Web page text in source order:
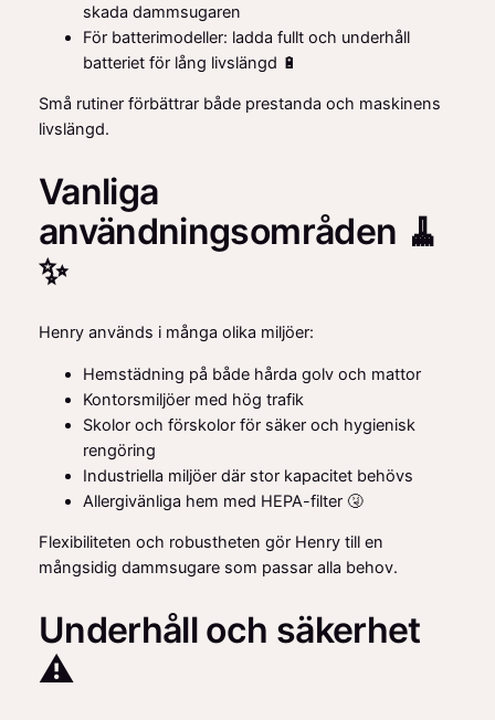
skada dammsugaren
För batterimodeller: ladda fullt och underhåll
batteriet för lång livslängd 🔋
Små rutiner förbättrar både prestanda och maskinens
livslängd.
Vanliga
användningsområden 🧹
✨
Henry används i många olika miljöer:
Hemstädning på både hårda golv och mattor
Kontorsmiljöer med hög trafik
Skolor och förskolor för säker och hygienisk
rengöring
Industriella miljöer där stor kapacitet behövs
Allergivänliga hem med HEPA-filter 🤧
Flexibiliteten och robustheten gör Henry till en
mångsidig dammsugare som passar alla behov.
Underhåll och säkerhet
⚠️